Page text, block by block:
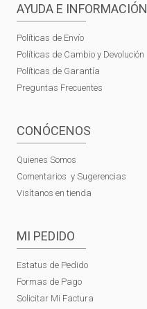
AYUDA E INFORMACIÓN
Políticas de Envío
Políticas de Cambio y Devolución
Políticas de Garantía
Preguntas Frecuentes
CONÓCENOS
Quienes Somos
Comentarios y Sugerencias
Visítanos en tienda
MI PEDIDO
Estatus de Pedido
Formas de Pago
Solicitar Mi Factura